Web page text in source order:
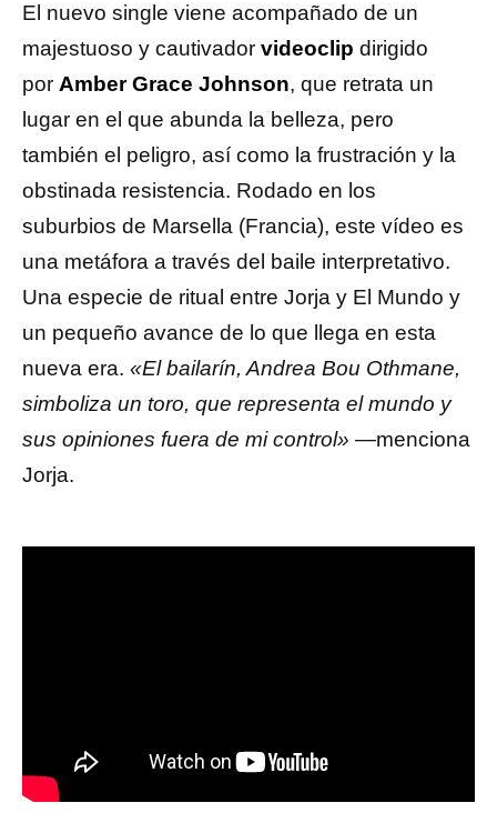
El nuevo single viene acompañado de un
majestuoso y cautivador videoclip dirigido
por Amber Grace Johnson, que retrata un
lugar en el que abunda la belleza, pero
también el peligro, así como la frustración y la
obstinada resistencia. Rodado en los
suburbios de Marsella (Francia), este vídeo es
una metáfora a través del baile interpretativo.
Una especie de ritual entre Jorja y El Mundo y
un pequeño avance de lo que llega en esta
nueva era. «El bailarín, Andrea Bou Othmane,
simboliza un toro, que representa el mundo y
sus opiniones fuera de mi control» —menciona
Jorja.